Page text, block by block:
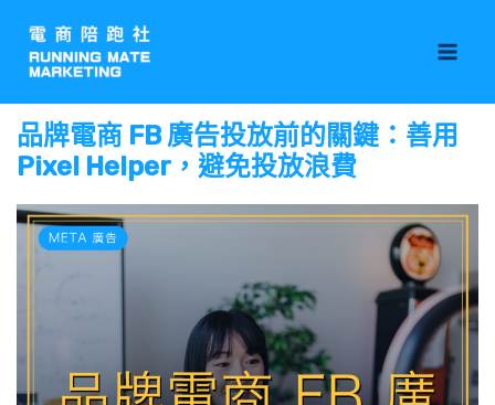
要
品牌電商 FB 廣告投放前的關鍵：善用
Pixel Helper，避免投放浪費